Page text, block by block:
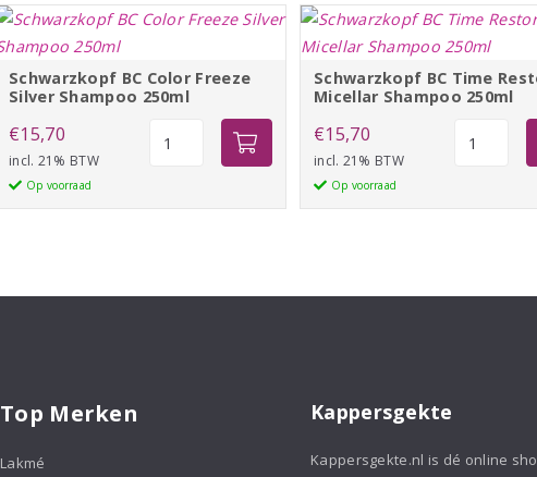
Schwarzkopf BC Color Freeze
Silver Shampoo 250ml
€15,70
incl. 21% BTW
Op voorraad
Schwarzkopf
Freeze
250ml
Schwarzkopf BC Time
Micellar Shampoo 250ml
€15,70
incl. 21% BTW
Op voorraad
Restore
250ml
Top Merken
Lakmé
Kappersgekte
Kappersgekte.nl is dé online